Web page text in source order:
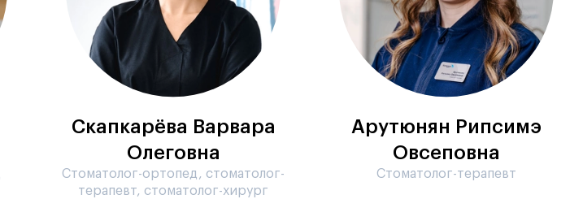
Скапкарёва Варвара
Олеговна
Стоматолог-ортопед, стоматолог-
терапевт, стоматолог-хирург
Арутюнян Рипсимэ
Овсеповна
Стоматолог-терапевт